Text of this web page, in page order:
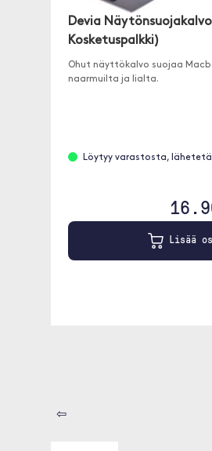
Devia
Kosketuspalkki)
Ohut näyttökalvo suojaa
naarmuilta ja lialta.
Löytyy varastosta,
Lisää
⇦